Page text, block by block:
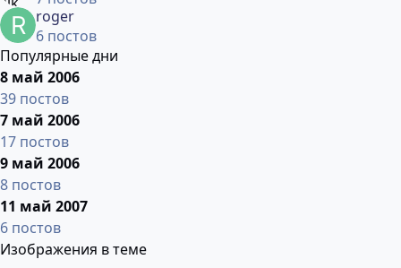
roger
6 постов
Популярные дни
8 май 2006
39 постов
7 май 2006
17 постов
9 май 2006
8 постов
11 май 2007
6 постов
Изображения в теме